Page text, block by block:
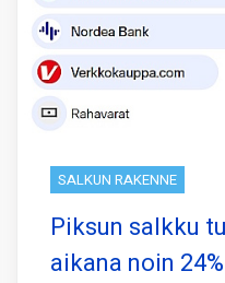
SALKUN RAKENNE
Piksun salkku
aikana noin 24%